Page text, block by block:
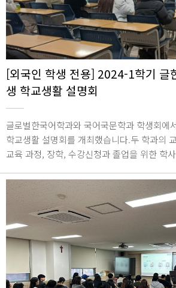
[외국인 학생 전용] 2024-1학기 글
생 학교생활 설명회
글로벌한국어학과와 국어국문학과 학생회에
학교생활 설명회를 개최했습니다.두 학과의
교육 과정, 장학, 수강신청과 졸업을 위한 학
마련함과 동시에 외국인 학생들의 학교생활
간을 가졌습니다.2024년 3월 21일 / 종합관